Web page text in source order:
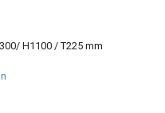
H1100 / T225 mm